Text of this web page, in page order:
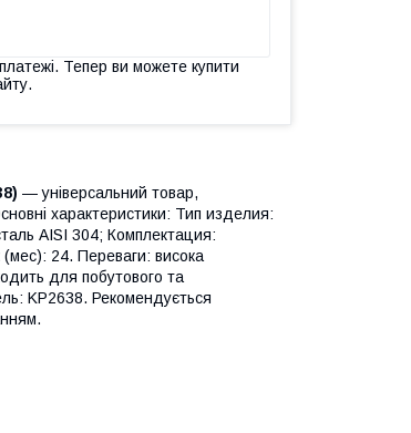
Тепер ви можете купити
— універсальний товар,
характеристики: Тип изделия:
AISI 304; Комплектация:
24. Переваги: висока
для побутового та
KP2638. Рекомендується